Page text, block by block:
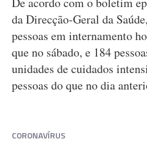
da Direcção-Geral da
pessoas em internamento
que no sábado, e 184
unidades de cuidados
pessoas do que no dia
CORONAVÍRUS